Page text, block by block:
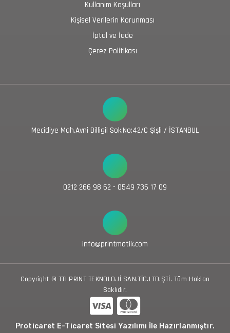
Kullanım Koşulları
Kişisel Verilerin Korunması
İptal ve İade
Çerez Politikası
Mecidiye Mah.Avni Dilligil Sok.No:42/C Şişli / İSTANBUL
0212 266 98 62 - 0549 736 17 09
info@printmatik.com
Copyright © TTI PRINT TEKNOLOJİ SAN.TİC.LTD.ŞTİ. Tüm Hakları
Saklıdır.
Proticaret E-Ticaret Sitesi Yazılımı İle Hazırlanmıştır.